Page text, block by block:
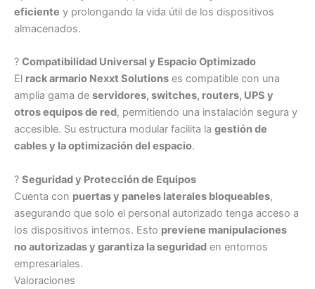
eficiente y prolongando la vida útil de los dispositivos
almacenados.
? Compatibilidad Universal y Espacio Optimizado
El rack armario Nexxt Solutions es compatible con una
amplia gama de servidores, switches, routers, UPS y
otros equipos de red, permitiendo una instalación segura y
accesible. Su estructura modular facilita la gestión de
cables y la optimización del espacio.
? Seguridad y Protección de Equipos
Cuenta con puertas y paneles laterales bloqueables,
asegurando que solo el personal autorizado tenga acceso a
los dispositivos internos. Esto previene manipulaciones
no autorizadas y garantiza la seguridad en entornos
empresariales.
Valoraciones